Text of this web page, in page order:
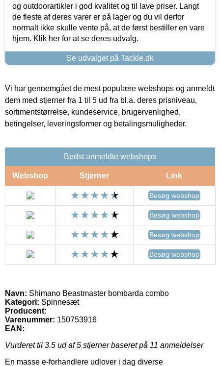
og outdoorartikler i god kvalitet og til lave priser. Langt
de fleste af deres varer er på lager og du vil derfor
normalt ikke skulle vente på, at de først bestiller en vare
hjem. Klik her for at se deres udvalg.
Se udvalget på Tackle.dk
Vi har gennemgået de mest populære webshops og anmeldt
dem med stjerner fra 1 til 5 ud fra bl.a. deres prisniveau,
sortimentstørrelse, kundeservice, brugervenlighed,
betingelser, leveringsformer og betalingsmuligheder.
Bedst anmeldte webshops
Webshop Stjerner Link
Besøg webshop
Besøg webshop
Besøg webshop
Besøg webshop
Navn: Shimano Beastmaster bombarda combo
Kategori: Spinnesæt
Producent:
Varenummer: 150753916
EAN:
Vurderet til 3.5 ud af 5 stjerner baseret på 11 anmeldelser
En masse e-forhandlere udlover i dag diverse